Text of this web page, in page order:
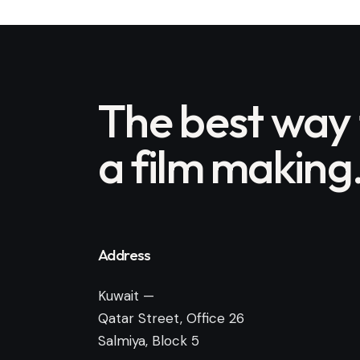
The best
a film
Address
Kuwait —
Qatar Street, Office 26
Salmiya, Block 5